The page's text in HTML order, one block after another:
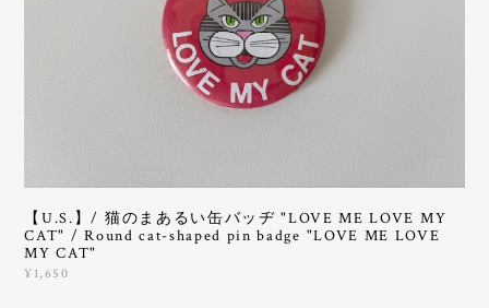
【U.S.】/ 猫のまあるい缶バッヂ "LOVE ME LOVE MY
CAT" / Round cat-shaped pin badge "LOVE ME LOVE
MY CAT"
¥1,650